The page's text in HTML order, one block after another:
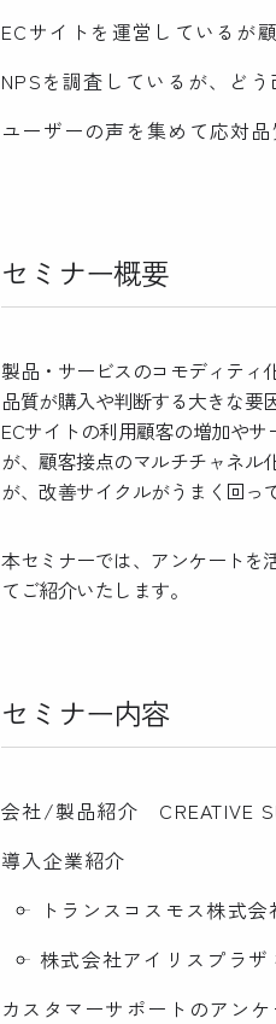
ECサイトを運営しているが
NPSを調査しているが、ど
ユーザーの声を集めて応対
セミナー概要
製品・サービスのコモディティ
品質が購入や判断する大きな要
ECサイトの利用顧客の増加や
が、顧客接点のマルチチャネル
が、改善サイクルがうまく回っ
本セミナーでは、アンケートを
てご紹介いたします。
セミナー内容
会社/製品紹介 CREATIVE
導入企業紹介
トランスコスモス株式会
株式会社アイリスプラザ
カスタマーサポートのアン